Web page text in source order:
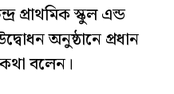
প্রাথমিক স্কুল এন্ড
অনুষ্ঠানে প্রধান
বলেন।